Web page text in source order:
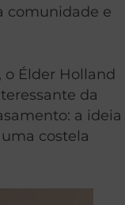
comunidade e
o Élder Holland
da
a ideia
costela